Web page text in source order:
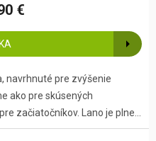
€
navrhnuté pre zvýšenie
ako pre skúsených
začiatočníkov. Lano je plne...